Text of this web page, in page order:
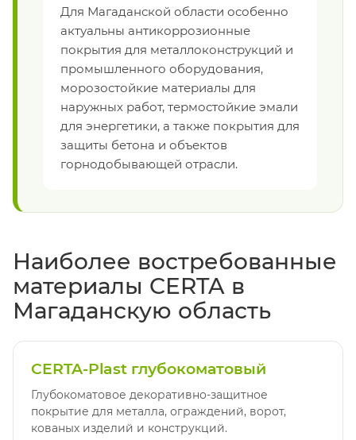
Для Магаданской области особенно
актуальны антикоррозионные
покрытия для металлоконструкций и
промышленного оборудования,
морозостойкие материалы для
наружных работ, термостойкие эмали
для энергетики, а также покрытия для
защиты бетона и объектов
горнодобывающей отрасли.
Наиболее востребованные
материалы CERTA в
Магаданскую область
CERTA-Plast глубокоматовый
Глубокоматовое декоративно-защитное
покрытие для металла, ограждений, ворот,
кованых изделий и конструкций.